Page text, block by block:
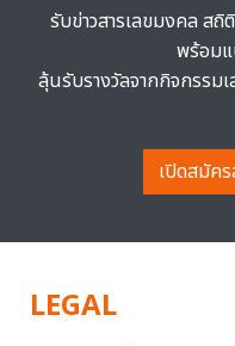
รับข่าวสารเลขมงคล สถิ
พร้อมแ
ลุ้นรับรางวัลจากกิจกรรม
เปิดสมัค
LEGAL